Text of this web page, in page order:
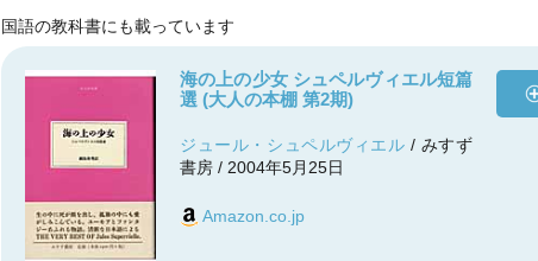
国語の教科書にも載っています
海の上の少女 シュペルヴィエル短篇
選 (大人の本棚 第2期)
ジュール・シュペルヴィエル / みすず
書房 / 2004年5月25日
Amazon.co.jp